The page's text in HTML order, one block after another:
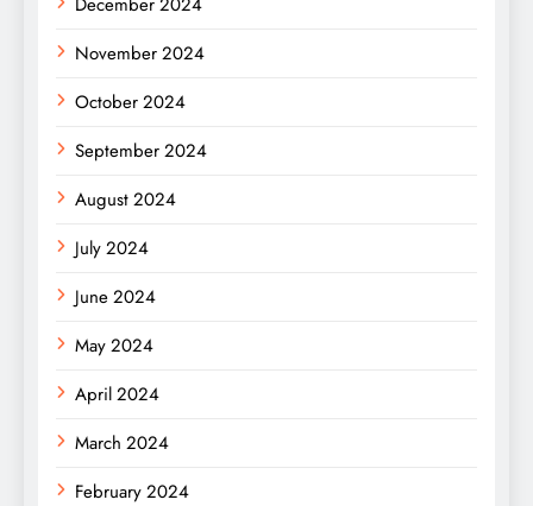
November 2024
October 2024
September 2024
August 2024
July 2024
June 2024
May 2024
April 2024
March 2024
February 2024